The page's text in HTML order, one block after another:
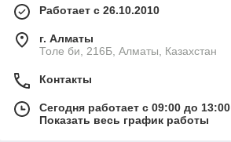
Работает с 26.10.2010
г. Алматы
Толе би, 216Б, Алматы, Казахстан
Контакты
Сегодня работает с 09:00 до 13:00
Показать весь график работы